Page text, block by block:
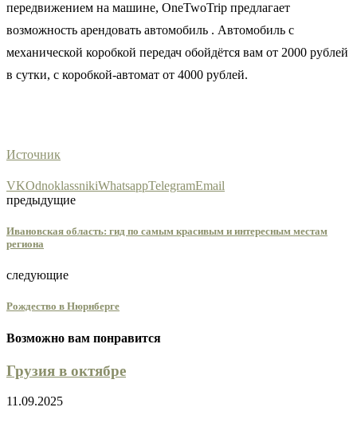
передвижением на машине, OneTwoTrip предлагает
возможность арендовать автомобиль . Автомобиль с
механической коробкой передач обойдётся вам от 2000 рублей
в сутки, с коробкой-автомат от 4000 рублей.
Источник
VKOdnoklassnikiWhatsappTelegramEmail
предыдущие
Ивановская область: гид по самым красивым и интересным местам
региона
следующие
Рождество в Нюрнберге
Возможно вам понравится
Грузия в октябре
11.09.2025